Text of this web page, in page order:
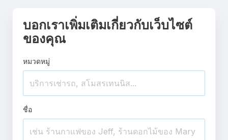
บอกเราเพิ่มเติมเกี่ยวกับเว็บไซต์
ของคุณ
หมวดหมู่
ชื่อ